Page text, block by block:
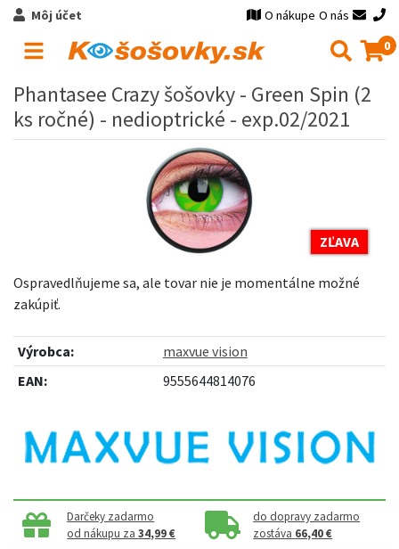
Môj účet O nákupe O nás
0
Phantasee Crazy šošovky - Green Spin (2
ks ročné) - nedioptrické - exp.02/2021
ZĽAVA
Ospravedlňujeme sa, ale tovar nie je momentálne možné
zakúpiť.
Výrobca:
maxvue vision
EAN:
9555644814076
Darčeky zadarmo
od nákupu za34,99 €
do dopravy zadarmo
zostáva 66,40 €